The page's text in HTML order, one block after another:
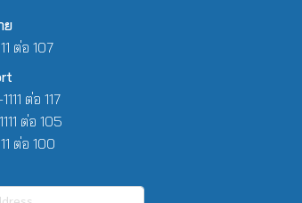
ย
ต่อ 107
ต่อ 117
ต่อ 105
ต่อ 100